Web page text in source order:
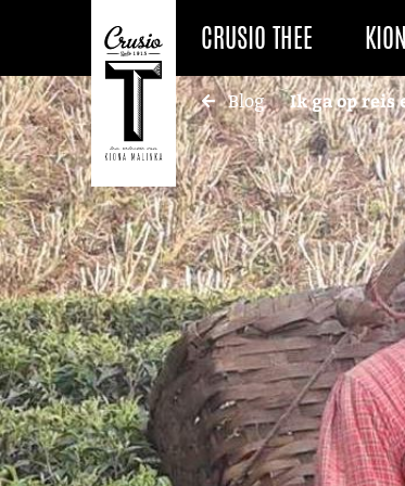
CRUSIO THEE
Blog Ik ga op reis